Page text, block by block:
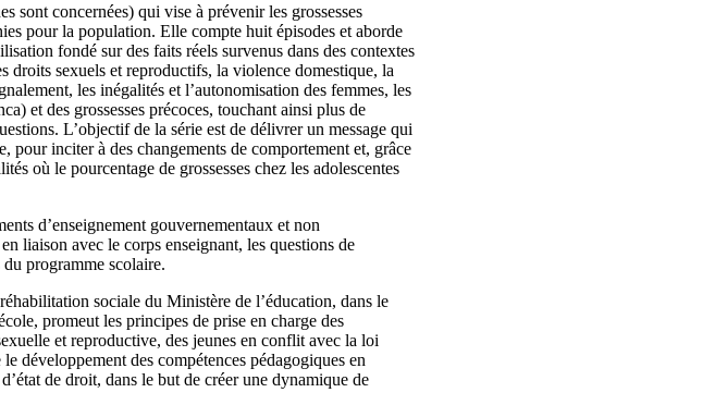
sont concernées) qui vise à prévenir les grossesses
pour la population. Elle compte huit épisodes et aborde
fondé sur des faits réels survenus dans des contextes
droits sexuels et reproductifs, la violence domestique, la
les inégalités et l’autonomisation des femmes, les
et des grossesses précoces, touchant ainsi plus de
L’objectif de la série est de délivrer un message qui
pour inciter à des changements de comportement et, grâce
où le pourcentage de grossesses chez les adolescentes
d’enseignement gouvernementaux et non
liaison avec le corps enseignant, les questions de
programme scolaire.
sociale du Ministère de l’éducation, dans le
promeut les principes de prise en charge des
et reproductive, des jeunes en conflit avec la loi
développement des compétences pédagogiques en
de droit, dans le but de créer une dynamique de